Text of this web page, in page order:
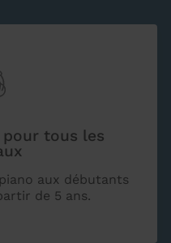
pour tous les
aux débutants
de 5 ans.